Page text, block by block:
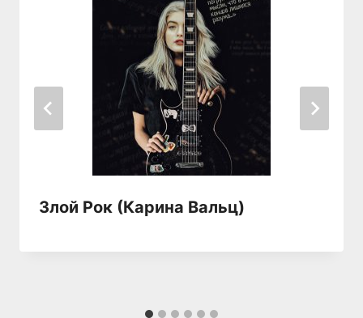
Злой Рок (Карина Вальц)